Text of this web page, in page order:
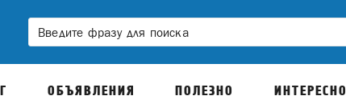
ОБЪЯВЛЕНИЯ ПОЛЕЗНО ИНТЕРЕСНО